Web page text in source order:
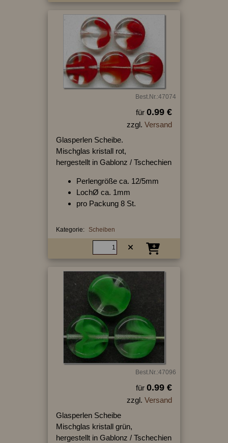
Best.Nr.:47074
für 0.99 €
zzgl. Versand
Glasperlen Scheibe.
Mischglas kristall rot,
hergestellt in Gablonz / Tschechien
Perlengröße ca. 12/5mm
LochØ ca. 1mm
pro Packung 8 St.
Kategorie: Scheiben
Best.Nr.:47096
für 0.99 €
zzgl. Versand
Glasperlen Scheibe
Mischglas kristall grün,
hergestellt in Gablonz / Tschechien